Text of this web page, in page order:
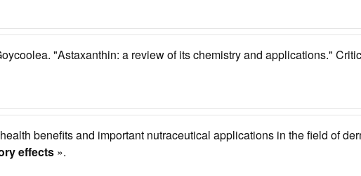
"Astaxanthin: a review of its chemistry and applications."
benefits and important nutraceutical applications in the field of
effects ».